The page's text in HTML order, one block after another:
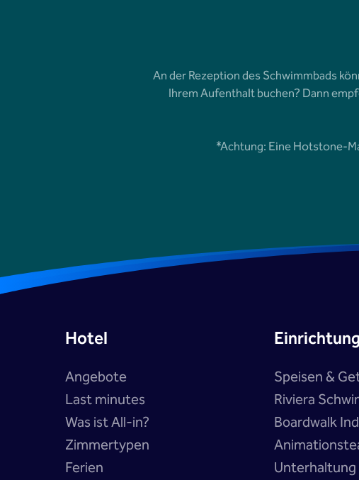
An der Rezeption des Schwimmbads
Ihrem Aufenthalt buchen? Dann
*Achtung: Eine Hotstone-
Hotel
Angebote
Last minutes
Was ist All-in?
Zimmertypen
Ferien
Speisen &
Riviera
Boardwalk
Unterhaltung